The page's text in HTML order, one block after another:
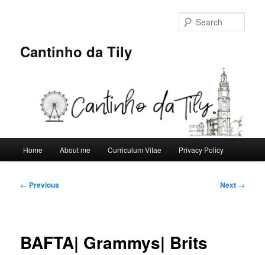
Cantinho da Tily
Home About me Curriculum Vitae Privacy Policy
Post
← Previous Next →
BAFTA| Grammys| Brits